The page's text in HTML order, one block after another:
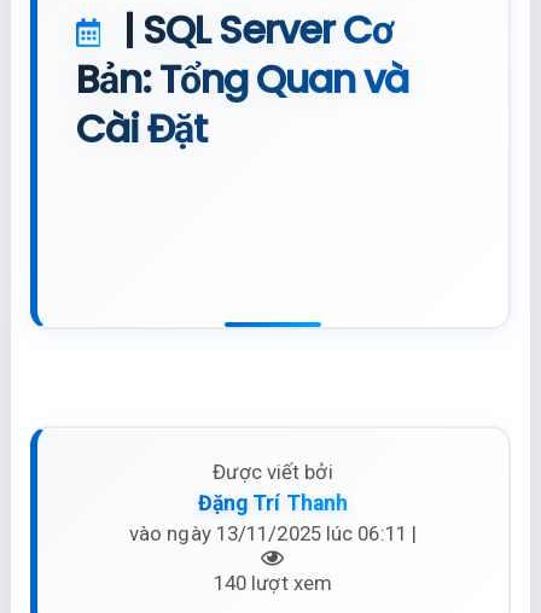
| SQL Server Cơ
Bản: Tổng Quan và
Cài Đặt
Được viết bởi
Đặng Trí Thanh
vào ngày 13/11/2025 lúc 06:11 |
140 lượt xem